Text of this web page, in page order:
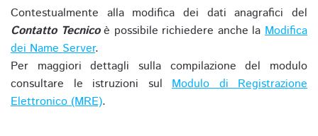
Contestualmente alla modifica dei dati anagrafici del
Contatto Tecnicoè possibile richiedere anche laModifica
dei Name Server.
Per maggiori dettagli sulla compilazione del modulo
consultare le istruzioni sul Modulo di Registrazione
Elettronico (MRE).